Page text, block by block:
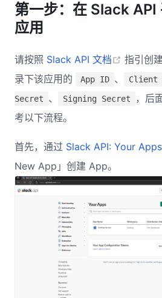
第一步：在 Slack API
应用
请按照 Slack API 文档 (opens
指引创
录下该应用的
App ID 、 Client
Secret
、 Signing Secret
，后
考以下流程。
首先，通过 Slack API: Your Apps
New App」创建 App。